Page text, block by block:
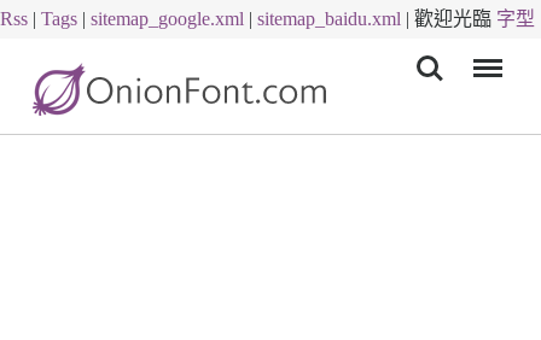
Rss | Tags | sitemap_google.xml | sitemap_baidu.xml | 歡迎光臨 字型